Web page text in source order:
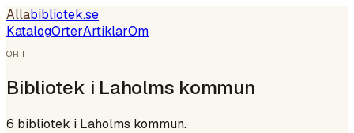
Allabibliotek.se
KatalogOrterArtiklarOm
ORT
Bibliotek i Laholms kommun
6 bibliotek i Laholms kommun.